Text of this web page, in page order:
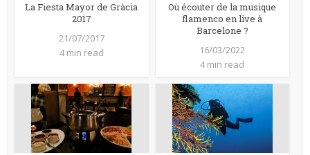
La Fiesta Mayor de Gràcia
2017
21/07/2017
4 min read
Où écouter de la musique
flamenco en live à
Barcelone ?
16/03/2022
4 min read